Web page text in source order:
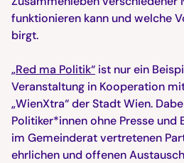
funktionieren kann und welche
birgt.
„Red ma Politik“ ist nur ein
Veranstaltung in Kooperation
„WienXtra“ der Stadt Wien.
Politiker*innen ohne Presse und
im Gemeinderat vertretenen
ehrlichen und offenen